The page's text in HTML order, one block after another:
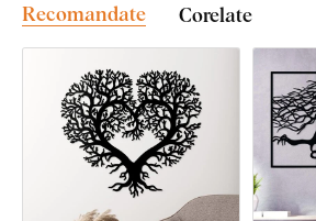
unor mici cuie. Simplu, fără nicio găurire.
Aceste accesorii le puteți achiziționa
magazinul nostru online
la produs.
Cantitatea de bandă din spumă vă este
pentru fiecare dimensiune a produsului.
simplificați montajul și mai mult, vă
Recomandate Corelate